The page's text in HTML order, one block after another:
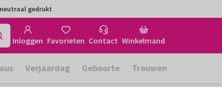
gedrukt
Inloggen Favorieten Contact Winkelmand
Verjaardag Geboorte Trouwen